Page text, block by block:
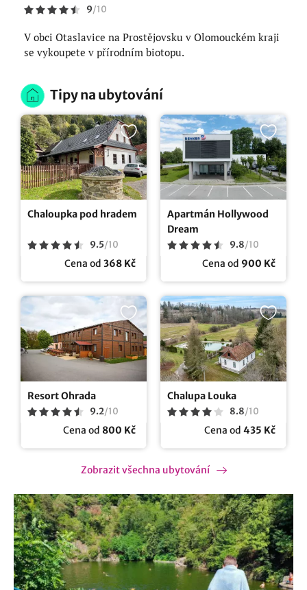
9/10
V obci Otaslavice na Prostějovsku v Olomouckém kraji
se vykoupete v přírodním biotopu.
Tipy na ubytování
Chaloupka pod hradem
9.5/10
Cena od 368 Kč
Apartmán Hollywood
Dream
9.8/10
Cena od 900 Kč
Resort Ohrada
9.2/10
Cena od 800 Kč
Chalupa Louka
8.8/10
Cena od 435 Kč
Zobrazit všechna ubytování